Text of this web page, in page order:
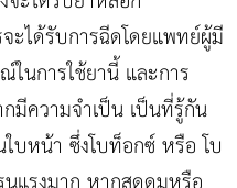
ะได้รับการฉีดโดยแพทย์ผู้มี
นการใช้ยานี้ และการ
มีความจำเป็น เป็นที่รู้กัน
บหน้า ซึ่งโบท็อกซ์ หรือ โบ